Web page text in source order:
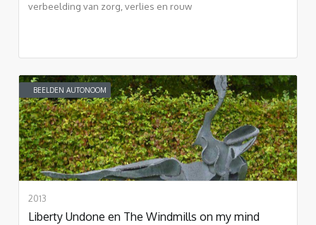
verbeelding van zorg, verlies en rouw
BEELDEN AUTONOOM
2013
Liberty Undone en The Windmills on my mind